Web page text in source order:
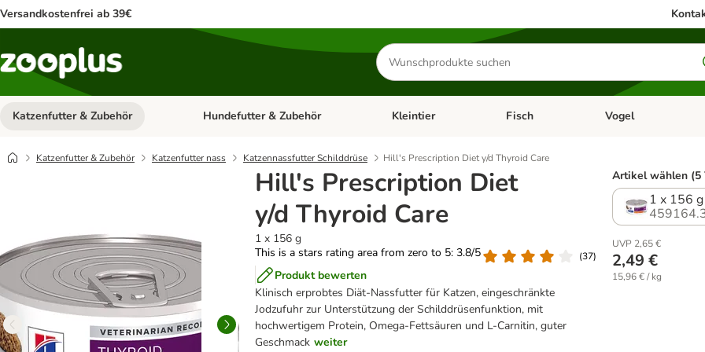
Versandkostenfrei ab 39€
Produkte
suchen
Katzenfutter & Zubehör Kategorie-Menü öffnen: Katzenfutter & Zubehör
Hundefutter & Zubehör Kategorie-Menü öffnen: Hundefutter & Zubehör
Kleintier Kategorie-Menü öffnen: Kleintier
Fisch Kategorie-Menü
Vogel
Katzenfutter & Zubehör Katzenfutter nass Katzennassfutter Schilddrüse Hill's Prescription Diet y/d Thyroid Care
Hill's Prescription Diet
y/d Thyroid Care
1 x 156 g
This is a stars rating area from zero to 5: 3.8/5
(37)
Produkt bewerten
Klinisch erprobtes Diät-Nassfutter für Katzen, eingeschränkte
Jodzufuhr zur Unterstützung der Schilddrüsenfunktion, mit
hochwertigem Protein, Omega-Fettsäuren und L-Carnitin, guter
Geschmack weiter
Artikel wählen (5
1 x 156 g
UVP 2,65 €
2,49 €
15,96 € / kg